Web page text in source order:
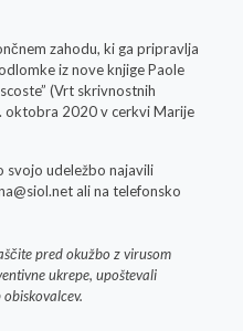
zahodu, ki ga pripravlja
iz nove knjige Paole
(Vrt skrivnostnih
oktobra 2020 v cerkvi Marije
svojo udeležbo najavili
ali na telefonsko
pred okužbo z virusom
ukrepe, upoštevali